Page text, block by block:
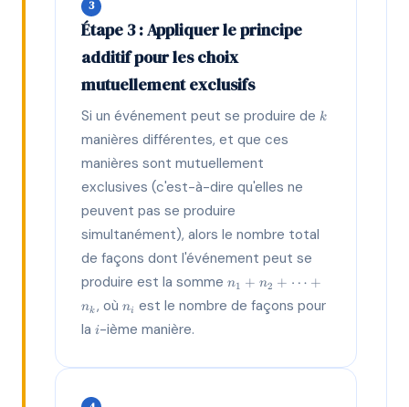
n_k
3
Étape 3 : Appliquer le principe
additif pour les choix
mutuellement exclusifs
Si un événement peut se produire de k
k
manières différentes, et que ces
manières sont mutuellement
exclusives (c'est-à-dire qu'elles ne
peuvent pas se produire
simultanément), alors le nombre total
de façons dont l'événement peut se
produire est la somme n_1
n_2
n1 + n2 + ⋯ +
nk , où n_i
ni est le nombre de façons pour
la ii-ième manière.